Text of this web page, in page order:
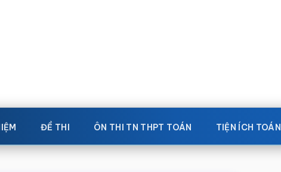
ĐỀ THI ÔN THI TN THPT TOÁN TIỆN ÍCH TOÁN